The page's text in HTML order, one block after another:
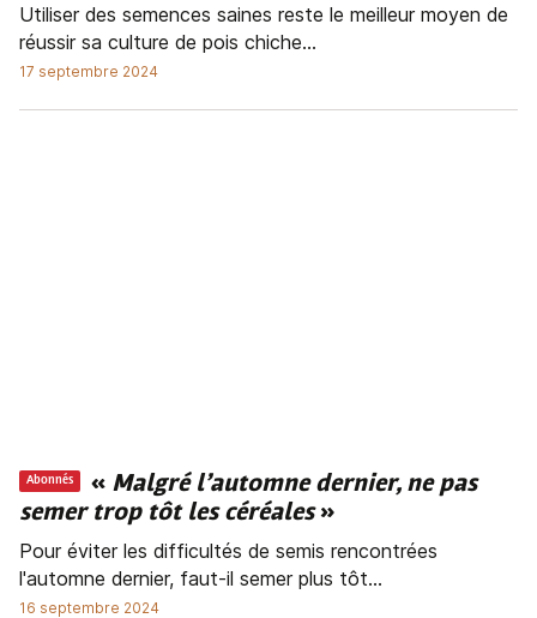
Utiliser des semences saines reste le meilleur moyen de
réussir sa culture de pois chiche...
17 septembre 2024
Abonnés « Malgré l’automne dernier, ne pas
semer trop tôt les céréales»
Pour éviter les difficultés de semis rencontrées
l'automne dernier, faut-il semer plus tôt...
16 septembre 2024